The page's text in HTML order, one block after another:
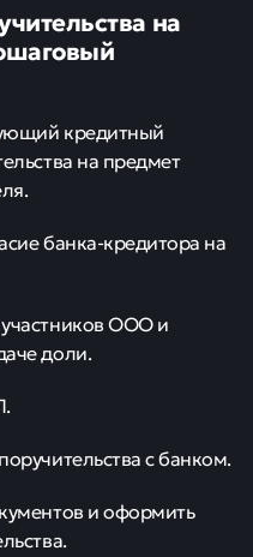
на
кредитный
на предмет
банка-кредитора на
ООО и
доли.
с банком.
и оформить